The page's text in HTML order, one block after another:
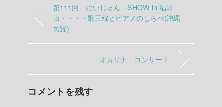
第111回 にいじゅん SHOW in 福知
山・・・・歌三線とピアノのしらべ(沖縄
民謡)
オカリナ コンサート
コメントを残す